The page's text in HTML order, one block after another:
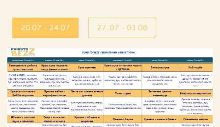
20.07 - 24.07 27..07 - 01.08